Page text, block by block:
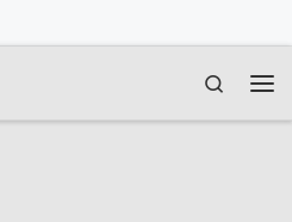
Search